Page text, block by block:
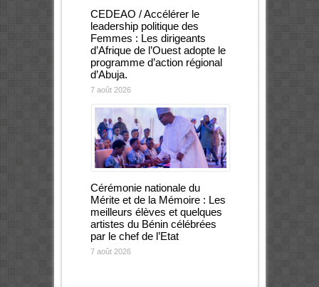
CEDEAO / Accélérer le
leadership politique des
Femmes : Les dirigeants
d’Afrique de l’Ouest adopte le
programme d’action régional
d’Abuja.
7 août 2026
Cérémonie nationale du
Mérite et de la Mémoire : Les
meilleurs élèves et quelques
artistes du Bénin célébrées
par le chef de l’Etat
7 août 2026